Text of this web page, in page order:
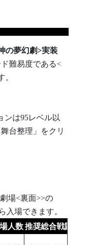
の夢幻劇>実装
難易度である<
。
は95レベル以
台整理」をクリ
場<裏面>>の
入場できます。
人数推奨総合戦闘力